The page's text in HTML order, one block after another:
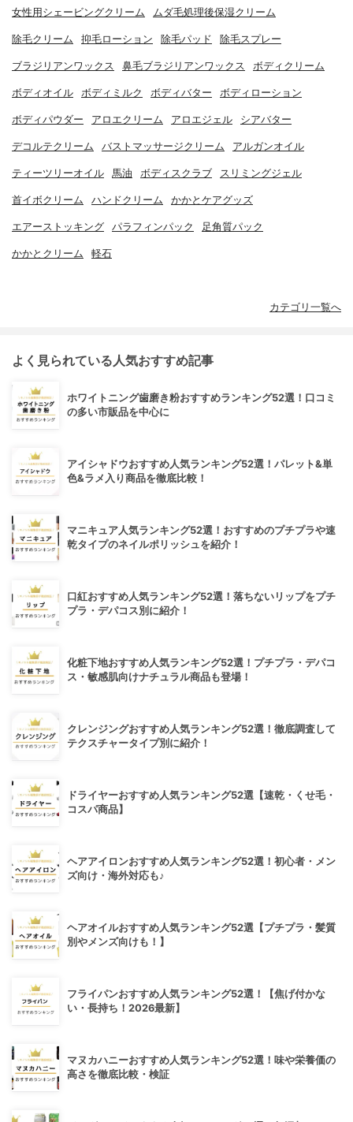
女性用シェービングクリーム ムダ毛処理後保湿クリーム
除毛クリーム 抑毛ローション 除毛パッド 除毛スプレー
ブラジリアンワックス 鼻毛ブラジリアンワックス ボディクリーム
ボディオイル ボディミルク ボディバター ボディローション
ボディパウダー アロエクリーム アロエジェル シアバター
デコルテクリーム バストマッサージクリーム アルガンオイル
ティーツリーオイル 馬油 ボディスクラブ スリミングジェル
首イボクリーム ハンドクリーム かかとケアグッズ
エアーストッキング パラフィンパック 足角質パック
かかとクリーム 軽石
カテゴリ一覧へ
よく見られている人気おすすめ記事
ホワイトニング歯磨き粉おすすめランキング52選！口コミ
の多い市販品を中心に
アイシャドウおすすめ人気ランキング52選！パレット&単
色&ラメ入り商品を徹底比較！
マニキュア人気ランキング52選！おすすめのプチプラや速
乾タイプのネイルポリッシュを紹介！
口紅おすすめ人気ランキング52選！落ちないリップをプチ
プラ・デパコス別に紹介！
化粧下地おすすめ人気ランキング52選！プチプラ・デパコ
ス・敏感肌向けナチュラル商品も登場！
クレンジングおすすめ人気ランキング52選！徹底調査して
テクスチャータイプ別に紹介！
ドライヤーおすすめ人気ランキング52選【速乾・くせ毛・
コスパ商品】
ヘアアイロンおすすめ人気ランキング52選！初心者・メン
ズ向け・海外対応も♪
ヘアオイルおすすめ人気ランキング52選【プチプラ・髪質
別やメンズ向けも！】
フライパンおすすめ人気ランキング52選！【焦げ付かな
い・長持ち！2026最新】
マヌカハニーおすすめ人気ランキング52選！味や栄養価の
高さを徹底比較・検証